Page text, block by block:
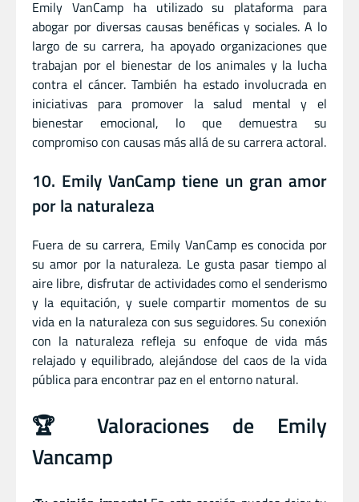
Emily VanCamp ha utilizado su plataforma para
abogar por diversas causas benéficas y sociales. A lo
largo de su carrera, ha apoyado organizaciones que
trabajan por el bienestar de los animales y la lucha
contra el cáncer. También ha estado involucrada en
iniciativas para promover la salud mental y el
bienestar emocional, lo que demuestra su
compromiso con causas más allá de su carrera actoral.
10. Emily VanCamp tiene un gran amor
por la naturaleza
Fuera de su carrera, Emily VanCamp es conocida por
su amor por la naturaleza. Le gusta pasar tiempo al
aire libre, disfrutar de actividades como el senderismo
y la equitación, y suele compartir momentos de su
vida en la naturaleza con sus seguidores. Su conexión
con la naturaleza refleja su enfoque de vida más
relajado y equilibrado, alejándose del caos de la vida
pública para encontrar paz en el entorno natural.
🏆 Valoraciones de Emily
Vancamp